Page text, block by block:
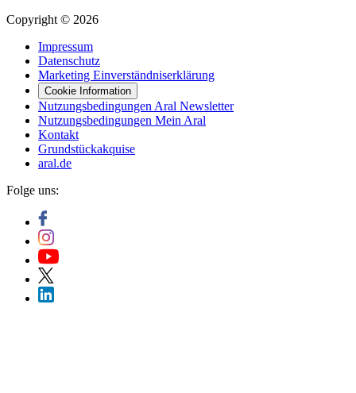
Copyright © 2026
Impressum
Datenschutz
Marketing Einverständniserklärung
Cookie Information
Nutzungsbedingungen Aral Newsletter
Nutzungsbedingungen Mein Aral
Kontakt
Grundstückakquise
aral.de
Folge uns: